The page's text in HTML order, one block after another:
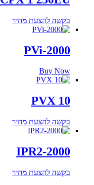
בקשה להצעת מחיר
PVi-2000
Buy Now
PVX 10
בקשה להצעת מחיר
IPR2-2000
בקשה להצעת מחיר